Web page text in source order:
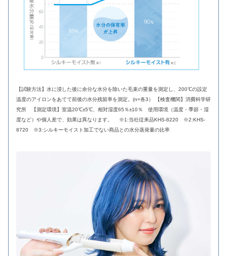
【試験方法】水に浸した後に余分な水分を除いた毛束の重量を測定し、200℃の設定
温度のアイロンをあてて前後の水分残留率を測定。(n=各3） 【検査機関】消費科学研
究所 【測定環境】室温20℃±5℃、相対湿度65％±10％ 使用環境（温度・季節・湿
度など）や個人差で、効果は異なります。 ※1:当社従来品KHS-8220 ※2:KHS-
8720 ※3:シルキーモイスト加工でない商品との水分蒸発量の比率